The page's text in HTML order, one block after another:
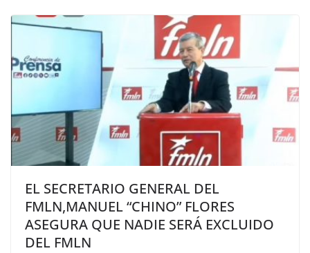
EL SECRETARIO GENERAL DEL
FMLN,MANUEL “CHINO” FLORES
ASEGURA QUE NADIE SERÁ EXCLUIDO
DEL FMLN